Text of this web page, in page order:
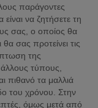
παράγοντες
να ζητήσετε τη
σας, ο οποίος θα
σας προτείνει τις
της
τύπους,
πιθανό τα μαλλιά
του χρόνου. Στην
όμως μετά από